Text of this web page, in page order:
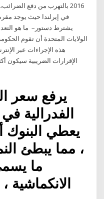
2016 بالتهرب من دفع
في إيرلندا حيث يوجد
هذه الإجراءات عبر
الإقرارات الضريبية سيكون
يرفع سعر
الفدرالية
يعطي البنوك
، مما يبطئ
ما
الانكماشية